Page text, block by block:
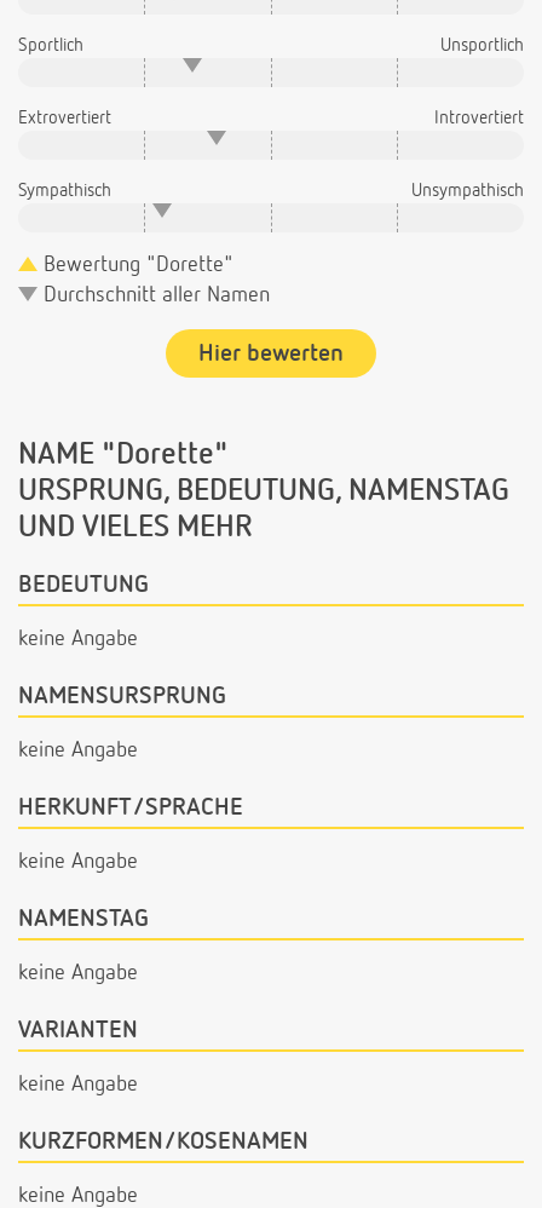
Sportlich Unsportlich
Extrovertiert Introvertiert
Sympathisch Unsympathisch
Bewertung "Dorette"
Durchschnitt aller Namen
Hier bewerten
NAME "Dorette"
URSPRUNG, BEDEUTUNG, NAMENSTAG
UND VIELES MEHR
BEDEUTUNG
keine Angabe
NAMENSURSPRUNG
keine Angabe
HERKUNFT/SPRACHE
keine Angabe
NAMENSTAG
keine Angabe
VARIANTEN
keine Angabe
KURZFORMEN/KOSENAMEN
keine Angabe